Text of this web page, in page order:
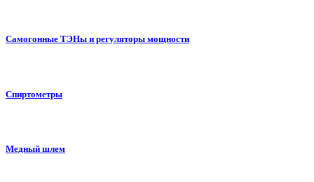
Самогонные ТЭНы и регуляторы мощности
Спиртометры
Медный шлем